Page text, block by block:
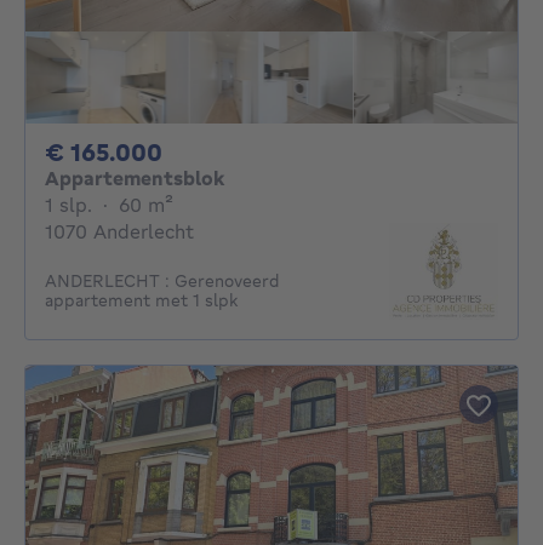
€ 165.000
Appartementsblok
1 slp. 1 slaapkamer
· 60 m²
1070 Anderlecht
ANDERLECHT : Gerenoveerd
appartement met 1 slpk